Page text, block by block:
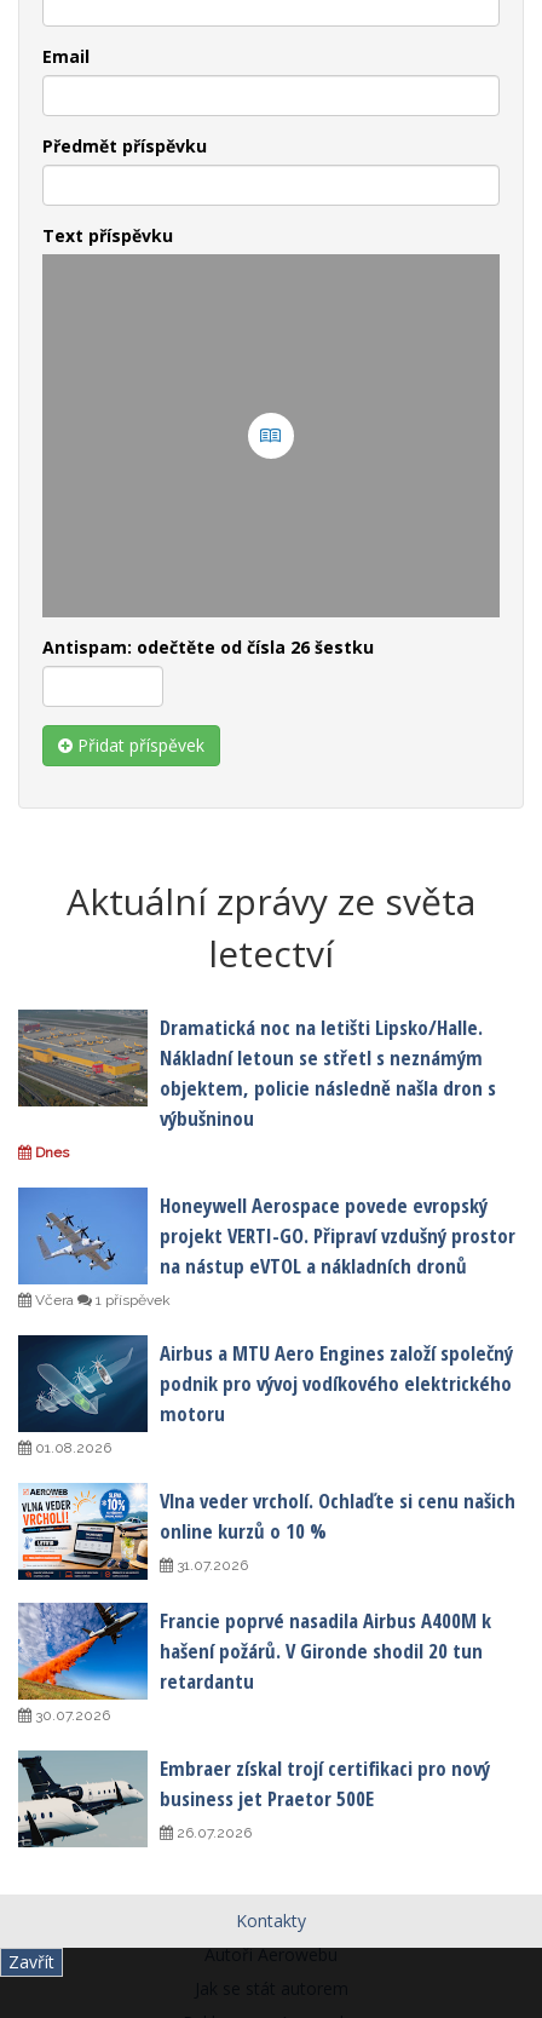
Zavřít
Email
Předmět příspěvku
Text příspěvku
Antispam: odečtěte od čísla 26 šestku
Přidat příspěvek
Aktuální zprávy ze světa
letectví
Dramatická noc na letišti Lipsko/Halle.
Nákladní letoun se střetl s neznámým
objektem, policie následně našla dron s
výbušninou
Dnes
Honeywell Aerospace povede evropský
projekt VERTI-GO. Připraví vzdušný prostor
na nástup eVTOL a nákladních dronů
Včera 1 příspěvek
Airbus a MTU Aero Engines založí společný
podnik pro vývoj vodíkového elektrického
motoru
01.08.2026
Vlna veder vrcholí. Ochlaďte si cenu našich
online kurzů o 10 %
31.07.2026
Francie poprvé nasadila Airbus A400M k
hašení požárů. V Gironde shodil 20 tun
retardantu
30.07.2026
Embraer získal trojí certifikaci pro nový
business jet Praetor 500E
26.07.2026
Kontakty
Autoři Aerowebu